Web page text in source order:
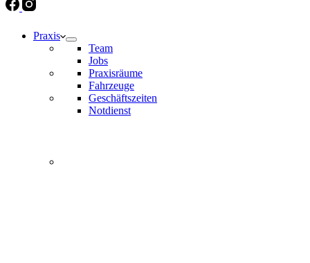
Praxis
Team
Jobs
Praxisräume
Fahrzeuge
Geschäftszeiten
Notdienst